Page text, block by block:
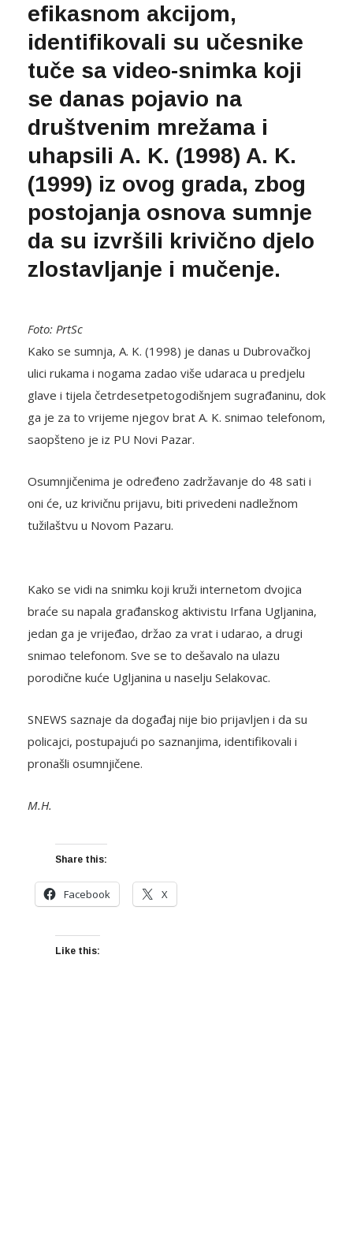
efikasnom akcijom,
identifikovali su učesnike
tuče sa video-snimka koji
se danas pojavio na
društvenim mrežama i
uhapsili A. K. (1998) A. K.
(1999) iz ovog grada, zbog
postojanja osnova sumnje
da su izvršili krivično djelo
zlostavlјanje i mučenje.
Foto: PrtSc
Kako se sumnja, A. K. (1998) je danas u Dubrovačkoj
ulici rukama i nogama zadao više udaraca u predjelu
glave i tijela četrdesetpetogodišnjem sugrađaninu, dok
ga je za to vrijeme njegov brat A. K. snimao telefonom,
saopšteno je iz PU Novi Pazar.
Osumnjičenima je određeno zadržavanje do 48 sati i
oni će, uz krivičnu prijavu, biti privedeni nadležnom
tužilaštvu u Novom Pazaru.
Kako se vidi na snimku koji kruži internetom dvojica
braće su napala građanskog aktivistu Irfana Ugljanina,
jedan ga je vrijeđao, držao za vrat i udarao, a drugi
snimao telefonom. Sve se to dešavalo na ulazu
porodične kuće Ugljanina u naselju Selakovac.
SNEWS saznaje da događaj nije bio prijavljen i da su
policajci, postupajući po saznanjima, identifikovali i
pronašli osumnjičene.
M.H.
Share this:
Facebook X
Like this: